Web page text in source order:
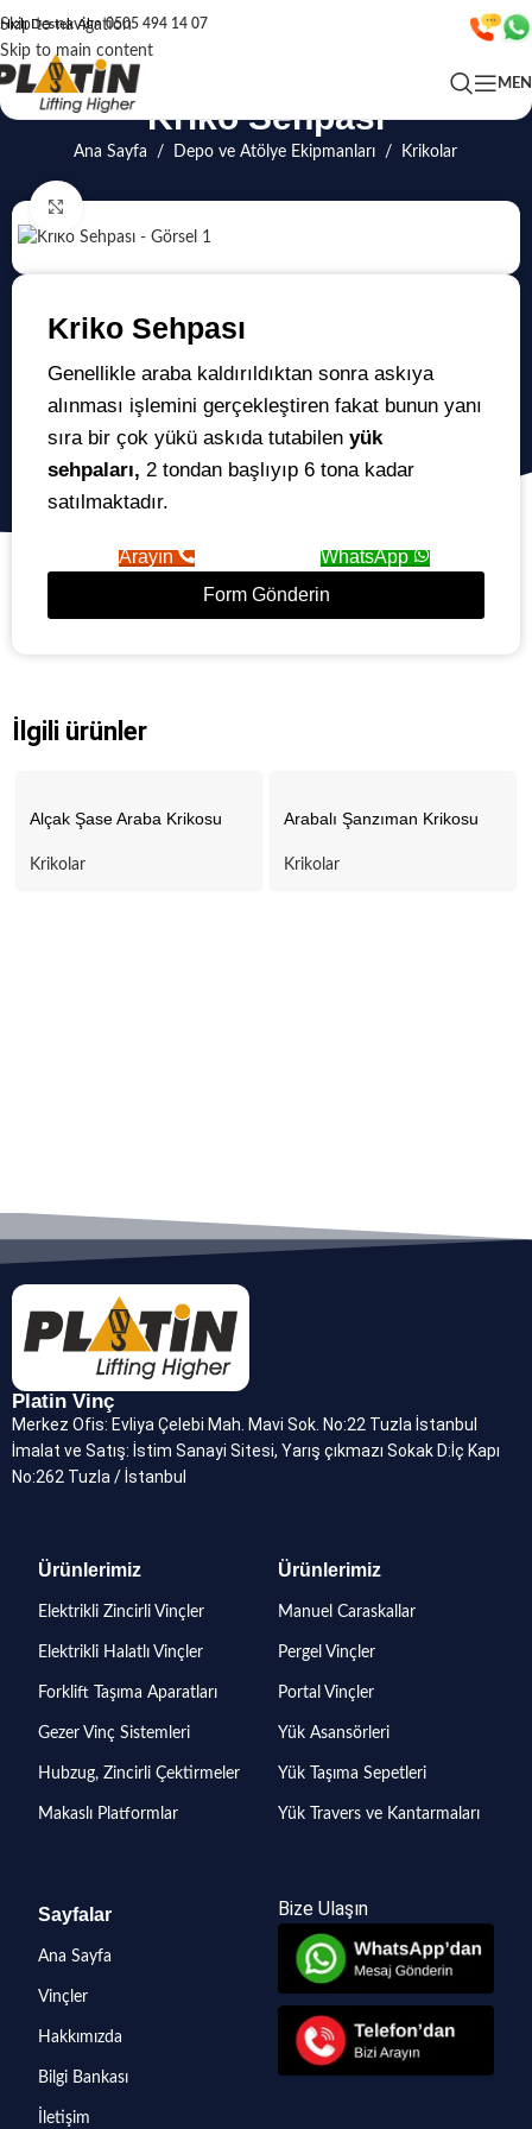
Skip to navigation
Skip to main content
Hızlı Destek Alın0505 494 14 07
Kriko Sehpası
Ana Sayfa / Depo ve Atölye Ekipmanları / Krikolar
Kriko Sehpası
Genellikle araba kaldırıldıktan sonra askıya
alınması işlemini gerçekleştiren fakat bunun yanı
sıra bir çok yükü askıda tutabilen yük
sehpaları, 2 tondan başlıyıp 6 tona kadar
satılmaktadır.
Arayın
WhatsApp
Form Gönderin
İlgili ürünler
Alçak Şase Araba Krikosu
Krikolar
Arabalı Şanzıman Krikosu
Krikolar
Platin Vinç
Merkez Ofis: Evliya Çelebi Mah. Mavi Sok. No:22 Tuzla İstanbul
İmalat ve Satış: İstim Sanayi Sitesi, Yarış çıkmazı Sokak D:İç Kapı
No:262 Tuzla / İstanbul
Ürünlerimiz
Elektrikli Zincirli Vinçler
Elektrikli Halatlı Vinçler
Forklift Taşıma Aparatları
Gezer Vinç Sistemleri
Hubzug, Zincirli Çektirmeler
Makaslı Platformlar
Ürünlerimiz
Manuel Caraskallar
Pergel Vinçler
Portal Vinçler
Yük Asansörleri
Yük Taşıma Sepetleri
Yük Travers ve Kantarmaları
Sayfalar
Ana Sayfa
Vinçler
Hakkımızda
Bilgi Bankası
İletişim
Bize Ulaşın